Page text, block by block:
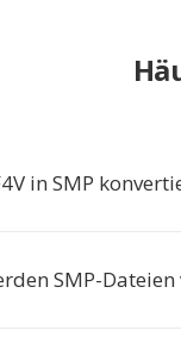
in SMP
SMP-Dateien